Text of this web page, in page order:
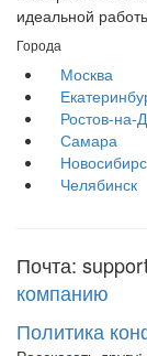
идеальной
Города
Москва
Ростов-на-
Самара
Челябинск
Почта:
компанию
Политика